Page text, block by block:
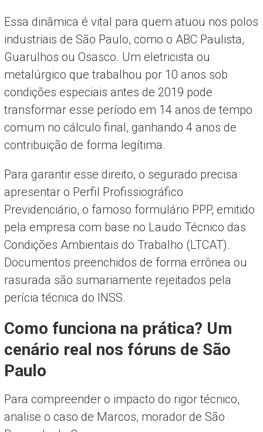
Essa dinâmica é vital para quem atuou nos polos
industriais de São Paulo, como o ABC Paulista,
Guarulhos ou Osasco. Um eletricista ou
metalúrgico que trabalhou por 10 anos sob
condições especiais antes de 2019 pode
transformar esse período em 14 anos de tempo
comum no cálculo final, ganhando 4 anos de
contribuição de forma legítima.
Para garantir esse direito, o segurado precisa
apresentar o Perfil Profissiográfico
Previdenciário, o famoso formulário PPP, emitido
pela empresa com base no Laudo Técnico das
Condições Ambientais do Trabalho (LTCAT).
Documentos preenchidos de forma errônea ou
rasurada são sumariamente rejeitados pela
perícia técnica do INSS.
Como funciona na prática? Um
cenário real nos fóruns de São
Paulo
Para compreender o impacto do rigor técnico,
analise o caso de Marcos, morador de São